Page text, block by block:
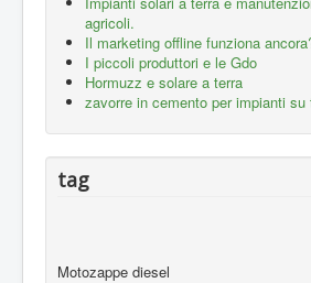
agricoli.
Il marketing offline funziona
I piccoli produttori e le Gdo
Hormuzz e solare a terra
zavorre in cemento per impianti su
tag
Motozappe diesel